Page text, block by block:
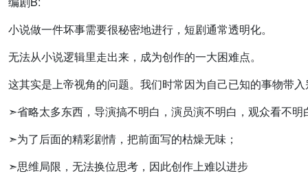
小说做一件坏事需要很秘密地进行，短剧通常透明化。
无法从小说逻辑里走出来，成为创作的一大困难点。
这其实是上帝视角的问题。我们时常因为自己已知的事物带
➣省略太多东西，导演搞不明白，演员演不明白，观众看不明
➣为了后面的精彩剧情，把前面写的枯燥无味；
➣思维局限，无法换位思考，因此创作上难以进步